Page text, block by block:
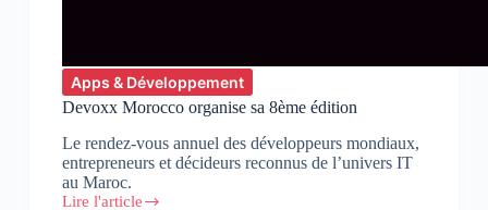
Apps & Développement
Devoxx Morocco organise sa 8ème édition
Le rendez-vous annuel des développeurs mondiaux,
entrepreneurs et décideurs reconnus de l’univers IT
au Maroc.
Lire l'article